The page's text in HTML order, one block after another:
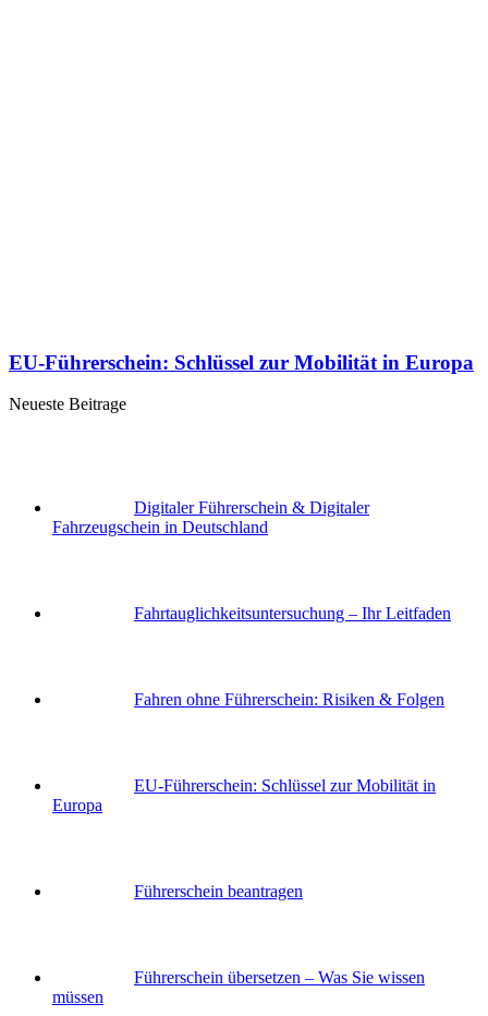
EU-Führerschein: Schlüssel zur Mobilität in Europa
Neueste Beitrage
Digitaler Führerschein & Digitaler
Fahrzeugschein in Deutschland
Fahrtauglichkeits­untersuchung – Ihr Leitfaden
Fahren ohne Führerschein: Risiken & Folgen
EU-Führerschein: Schlüssel zur Mobilität in
Europa
Führerschein beantragen
Führerschein übersetzen – Was Sie wissen
müssen